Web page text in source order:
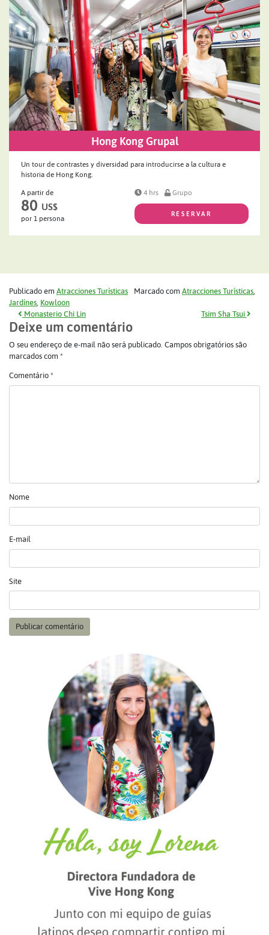
Hong Kong Grupal
Un tour de contrastes y diversidad para introducirse a la cultura e
historia de Hong Kong.
A partir de
80 US$
por 1 persona
4 hrs Grupo
RESERVAR
Publicado em Atracciones Turísticas Marcado com Atracciones Turísticas
Jardínes Kowloon
Navegação de post
Monasterio Chi Lin Tsim Sha Tsui
Deixe um comentário
O seu endereço de e-mail não será publicado. Campos obrigatórios são
marcados com *
Comentário *
Nome
E-mail
Site